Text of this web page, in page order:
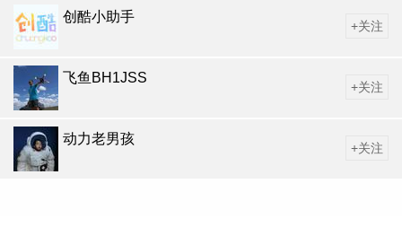
创酷小助手
+关注
飞鱼BH1JSS
+关注
动力老男孩
+关注